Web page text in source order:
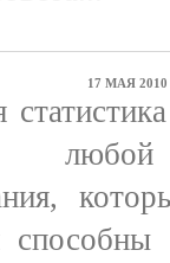
17 МАЯ
любой
способны